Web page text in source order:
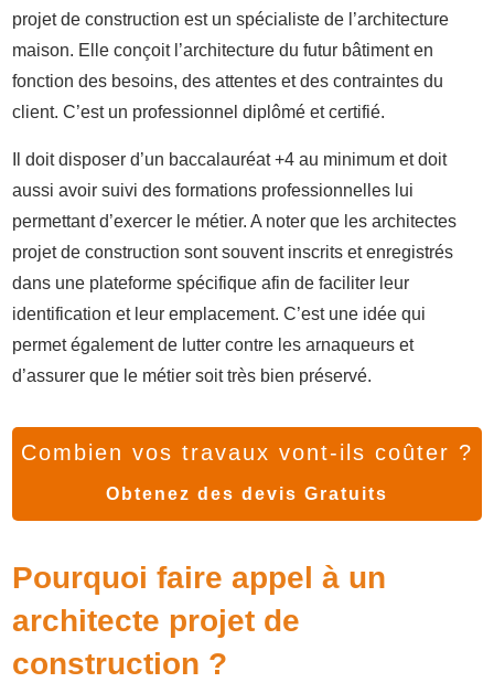
projet de construction est un spécialiste de l’architecture
maison. Elle conçoit l’architecture du futur bâtiment en
fonction des besoins, des attentes et des contraintes du
client. C’est un professionnel diplômé et certifié.
Il doit disposer d’un baccalauréat +4 au minimum et doit
aussi avoir suivi des formations professionnelles lui
permettant d’exercer le métier. A noter que les architectes
projet de construction sont souvent inscrits et enregistrés
dans une plateforme spécifique afin de faciliter leur
identification et leur emplacement. C’est une idée qui
permet également de lutter contre les arnaqueurs et
d’assurer que le métier soit très bien préservé.
Combien vos travaux vont-ils coûter ?
Obtenez des devis Gratuits
Pourquoi faire appel à un
architecte projet de
construction ?